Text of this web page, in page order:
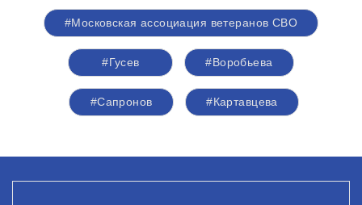
#Московская ассоциация ветеранов СВО
#Гусев #Воробьева
#Сапронов #Картавцева